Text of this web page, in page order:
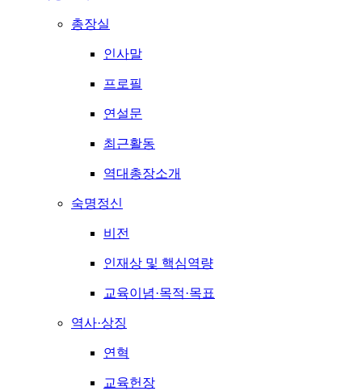
총장실
인사말
프로필
연설문
최근활동
역대총장소개
숙명정신
비전
인재상 및 핵심역량
교육이념·목적·목표
역사·상징
연혁
교육헌장